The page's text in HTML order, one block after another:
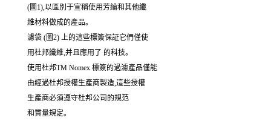
(圖1),以區別于宣稱使用芳綸和其他纖
維材料做成的產品。
濾袋 (圖2) 上的這些標簽保証它們僅使
用杜邦纖維,并且應用了 的科技。
使用杜邦TM Nomex 標簽的過濾產品僅能
由經過杜邦授權生產商製造,這些授權
生產商必須遵守杜邦公司的規范
和質量規定。